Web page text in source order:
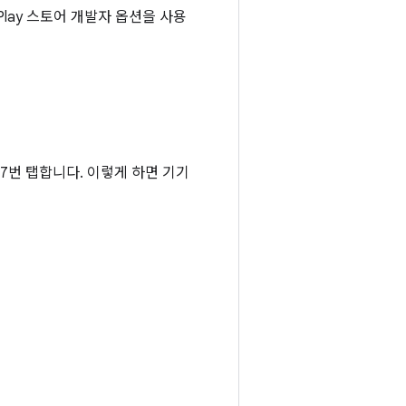
스토어 개발자 옵션을 사용
번 탭합니다. 이렇게 하면 기기